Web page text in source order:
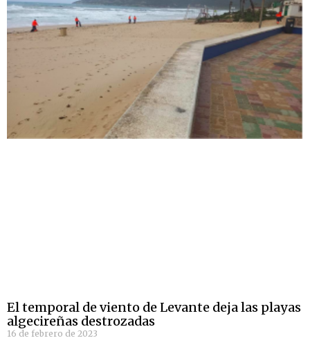
El temporal de viento de Levante deja las playas
algecireñas destrozadas
16 de febrero de 2023